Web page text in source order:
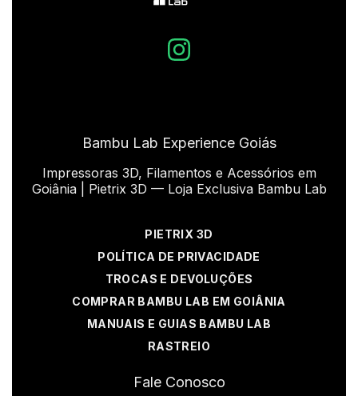
Bambu Lab Experience Goiás
Impressoras 3D, Filamentos e Acessórios em
Goiânia | Pietrix 3D — Loja Exclusiva Bambu Lab
PIETRIX 3D
POLÍTICA DE PRIVACIDADE
TROCAS E DEVOLUÇÕES
COMPRAR BAMBU LAB EM GOIÂNIA
MANUAIS E GUIAS BAMBU LAB
RASTREIO
Fale Conosco